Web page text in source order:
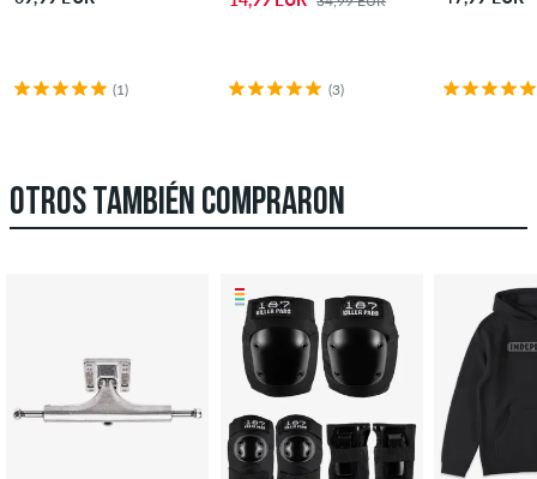
(1) (3)
OTROS TAMBIÉN COMPRARON